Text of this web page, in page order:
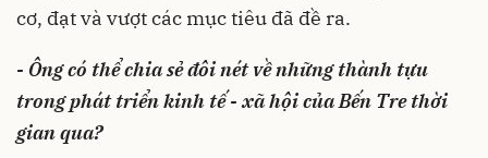
cơ, đạt và vượt các mục tiêu đã đề ra.
- Ông có thể chia sẻ đôi nét về những thành tựu
trong phát triển kinh tế - xã hội của Bến Tre thời
gian qua?